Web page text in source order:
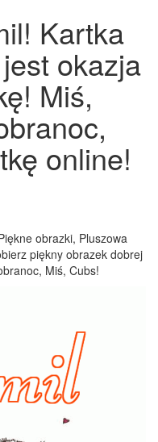
Kartka
okazja
Miś,
online!
obrazki, Pluszowa
piękny obrazek dobrej
Miś, Cubs!